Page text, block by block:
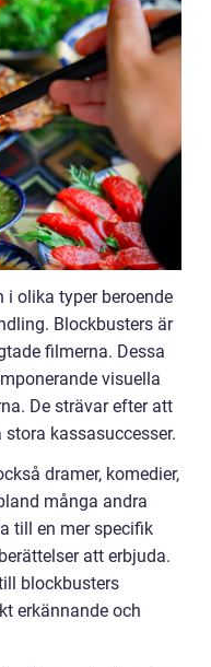
i olika typer beroende
Blockbusters är
filmerna. Dessa
visuella
De strävar efter att
kassasuccesser.
dramer, komedier,
många andra
till en mer specifik
att erbjuda.
blockbusters
erkännande och